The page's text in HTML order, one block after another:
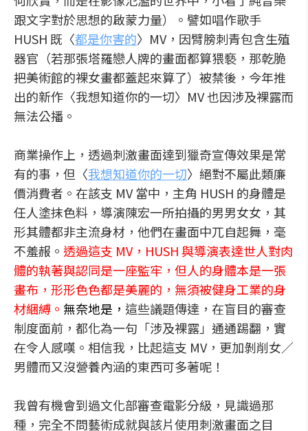
跟文字對於思想的啟蒙力量）。譬如唱作歌手
HUSH 既〈都是你害的〉MV，因臂膀刺青包含生殖
器官（若那張塔羅戀人牌的畫面都算猥褻，那乾脆
把美術館的裸女畫都蓋起來算了）被禁後，今年推
出的新作〈我想知道你的一切〉MV 也因涉及裸露而
無法公播。
商業操作上，透過刺激畫面達到獵奇宣傳效果是常
有的事，但〈我想知道你的一切〉絕對不屬此類廉
價消費者。在該支 MV 當中，主角 HUSH 的身體是
任人塗抹色料，導演陳宏一所拍攝的男男女女，其
形其體都非主流身材，他們在畫面中兀自起舞，毫
不羞赧。 透過這支 MV，HUSH 與導演表達世人對肉
體的執著與認同是一座監牢，但人的身體本是一張
畫布，形形色色都是美麗的，無須被健身工業的身
材綑縛。 無奈地是， 這些議題傳達，在盲目的審查
制度面前，都化為一句「涉及裸露」通通踢翻，實
在令人感嘆。相信我，比起這支 MV，更加剝削女／
男體而又沒營養內涵的東西可多著呢！
我曾有機會到過文化部審查電影分級，見識過那
種，完全不問藝術成就與該片使用刺激畫面之目